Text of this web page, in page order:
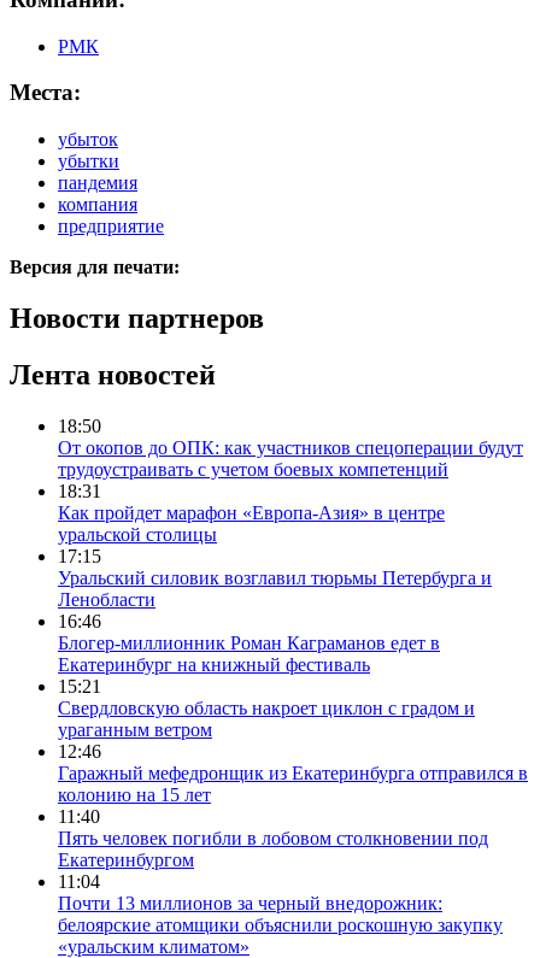
РМК
Места:
убыток
убытки
пандемия
компания
предприятие
Версия для печати:
Новости партнеров
Лента новостей
18:50
От окопов до ОПК: как участников спецоперации будут
трудоустраивать с учетом боевых компетенций
18:31
Как пройдет марафон «Европа-Азия» в центре
уральской столицы
17:15
Уральский силовик возглавил тюрьмы Петербурга и
Ленобласти
16:46
Блогер-миллионник Роман Каграманов едет в
Екатеринбург на книжный фестиваль
15:21
Свердловскую область накроет циклон с градом и
ураганным ветром
12:46
Гаражный мефедронщик из Екатеринбурга отправился в
колонию на 15 лет
11:40
Пять человек погибли в лобовом столкновении под
Екатеринбургом
11:04
Почти 13 миллионов за черный внедорожник:
белоярские атомщики объяснили роскошную закупку
«уральским климатом»